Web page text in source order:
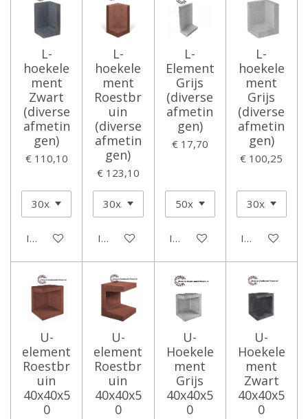
L-
hoekele
ment
Zwart
(diverse
afmetin
gen)
€ 110,10
In winkelwagen
L-
hoekele
ment
Roestbr
uin
(diverse
afmetin
gen)
€ 123,10
In winkelwagen
L-
Element
Grijs
(diverse
afmetin
gen)
€ 17,70
In winkelwagen
L-
hoekele
ment
Grijs
(diverse
afmetin
gen)
€ 100,25
In
U-
element
Roestbr
uin
40x40x5
0
U-
element
Roestbr
uin
40x40x5
0
U-
Hoekele
ment
Grijs
40x40x5
0
U-
Hoekele
ment
Zwart
40x40x5
0